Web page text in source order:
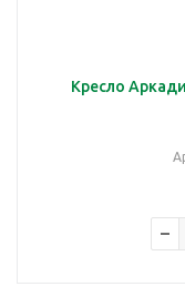
Кресло